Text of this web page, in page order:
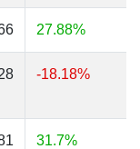
27.88%
-18.18%
31.7%